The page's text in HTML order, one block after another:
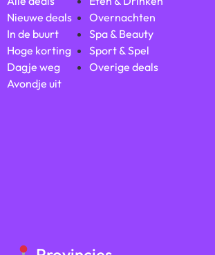
Nieuwe deals
In de buurt
Hoge korting
Dagje weg
Avondje uit
Overnachten
Spa & Beauty
Sport & Spel
Overige deals